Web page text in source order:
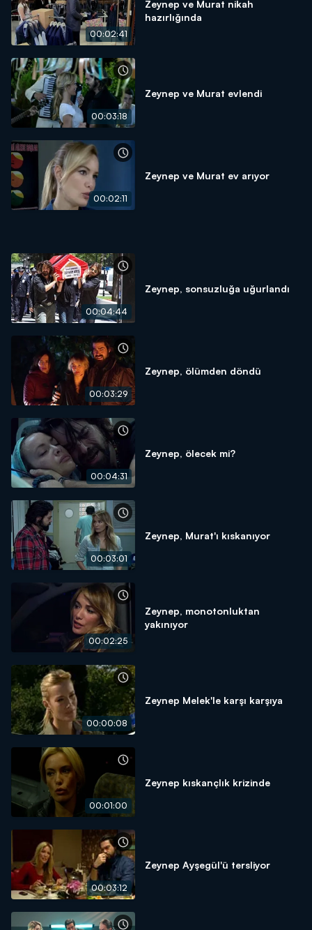
00:02:41
Zeynep ve Murat nikah
hazırlığında
00:03:18
Zeynep ve Murat evlendi
00:02:11
Zeynep ve Murat ev arıyor
00:04:44
Zeynep, sonsuzluğa uğurlandı
00:03:29
Zeynep, ölümden döndü
00:04:31
Zeynep, ölecek mi?
00:03:01
Zeynep, Murat'ı kıskanıyor
00:02:25
Zeynep, monotonluktan
yakınıyor
00:00:08
Zeynep Melek'le karşı karşıya
00:01:00
Zeynep kıskançlık krizinde
00:03:12
Zeynep Ayşegül'ü tersliyor